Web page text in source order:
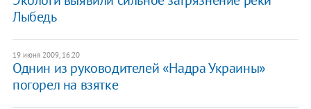
Лыбедь
19 июня 2009, 16:20
Однин из руководителей «Надра Украины»
погорел на взятке